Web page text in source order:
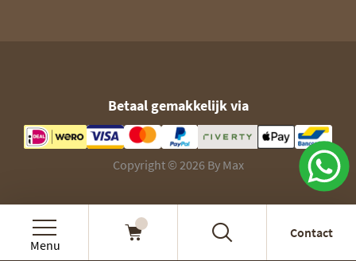
Betaal gemakkelijk via
Copyright © 2026 By Max
Menu
Contact